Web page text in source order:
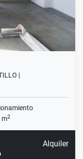
|
m2
Alquiler